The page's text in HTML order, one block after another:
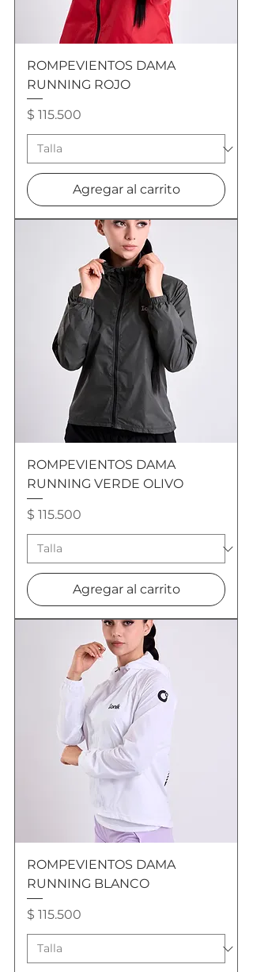
ROMPEVIENTOS DAMA
RUNNING ROJO
Precio
$ 115.500
Agregar al carrito
ROMPEVIENTOS DAMA
RUNNING VERDE OLIVO
Precio
$ 115.500
Agregar al carrito
ROMPEVIENTOS DAMA
RUNNING BLANCO
Precio
$ 115.500